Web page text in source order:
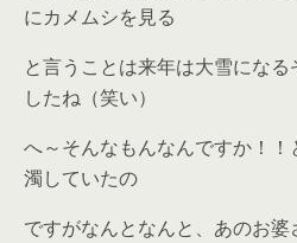
にカメムシを見る
と言うことは来年は大雪にな
したね（笑い）
へ～そんなもんなんですか！
濁していたの
ですがなんとなんと、あのお